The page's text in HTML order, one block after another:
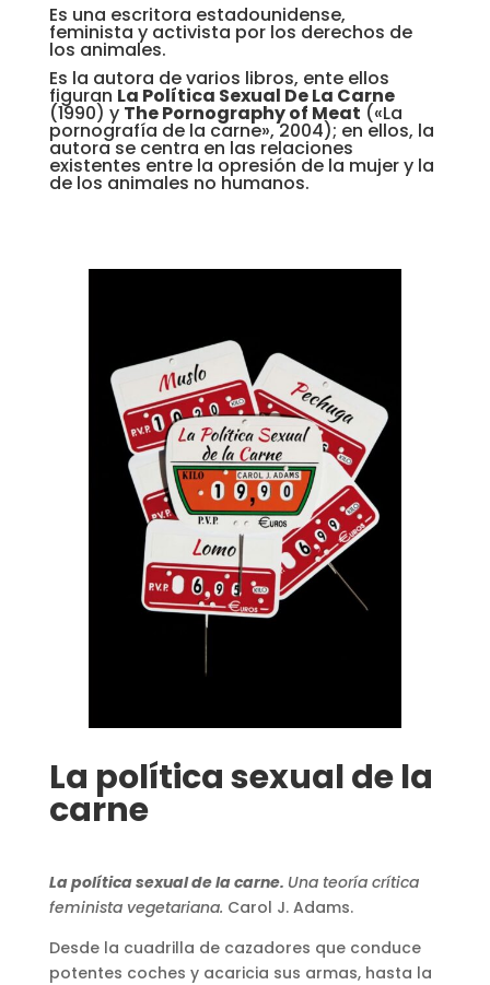
Es una escritora estadounidense,
feminista y activista por los derechos de
los animales.
Es la autora de varios libros, ente ellos
figuran La Política Sexual De La Carne
(1990) y The Pornography of Meat («La
pornografía de la carne», 2004); en ellos, la
autora se centra en las relaciones
existentes entre la opresión de la mujer y la
de los animales no humanos.
La política sexual de la
carne
La política sexual de la carne. Una teoría crítica
feminista vegetariana. Carol J. Adams.
Desde la cuadrilla de cazadores que conduce
potentes coches y acaricia sus armas, hasta la